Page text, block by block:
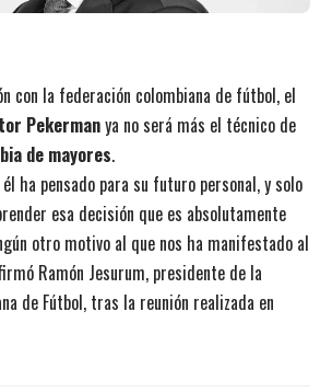
con la federación colombiana de fútbol, el
Pekermanya no será más el técnico de
de mayores.
ha pensado para su futuro personal, y solo
esa decisión que es absolutamente
otro motivo al que nos ha manifestado al
Ramón Jesurum, presidente de la
de Fútbol, tras la reunión realizada en